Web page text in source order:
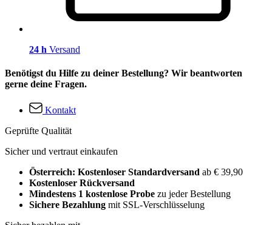
24 h Versand
Benötigst du Hilfe zu deiner Bestellung? Wir beantworten
gerne deine Fragen.
Kontakt
Geprüfte Qualität
Sicher und vertraut einkaufen
Österreich: Kostenloser Standardversand ab € 39,90
Kostenloser Rückversand
Mindestens 1 kostenlose Probe zu jeder Bestellung
Sichere Bezahlung mit SSL-Verschlüsselung